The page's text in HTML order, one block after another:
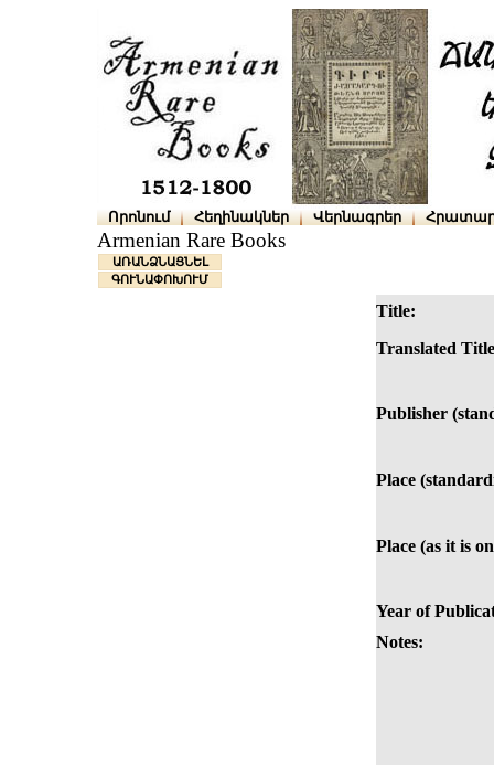
Որոնում Հեղինակներ Վերնագրեր
Armenian Rare Books
ԱՌԱՆՁՆԱՑՆԵԼ
ԳՈՒՆԱՓՈԽՈՒՄ
Title:
Translated
Publisher
Place
Place (as it is
Year of
Notes: